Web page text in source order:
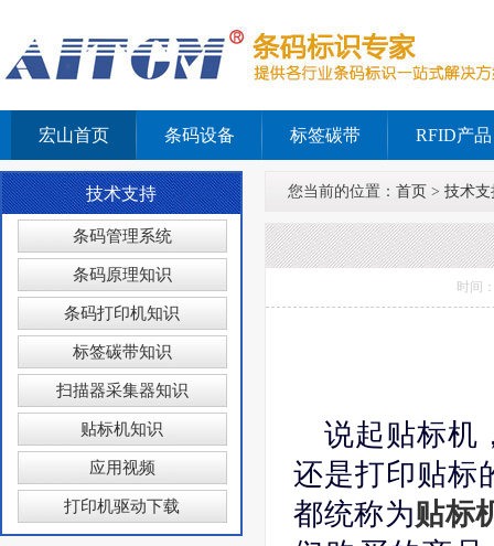
宏山首页 条码设备 标签碳带 RFID产品
技术支持
条码管理系统
条码原理知识
条码打印机知识
标签碳带知识
扫描器采集器知识
贴标机知识
应用视频
打印机驱动下载
您当前的位置： 首页 > 技术支
时间
说起贴标机
还是打印贴标
都统称为贴标